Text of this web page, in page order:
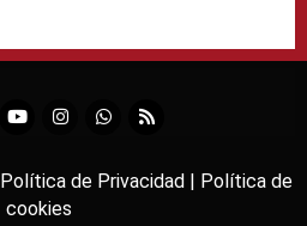
Política de Privacidad | Política de
cookies